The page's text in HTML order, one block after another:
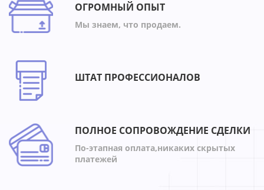
ОГРОМНЫЙ ОПЫТ
Мы знаем, что продаем.
ШТАТ ПРОФЕССИОНАЛОВ
ПОЛНОЕ СОПРОВОЖДЕНИЕ СДЕЛКИ
По-этапная оплата,никаких скрытых
платежей